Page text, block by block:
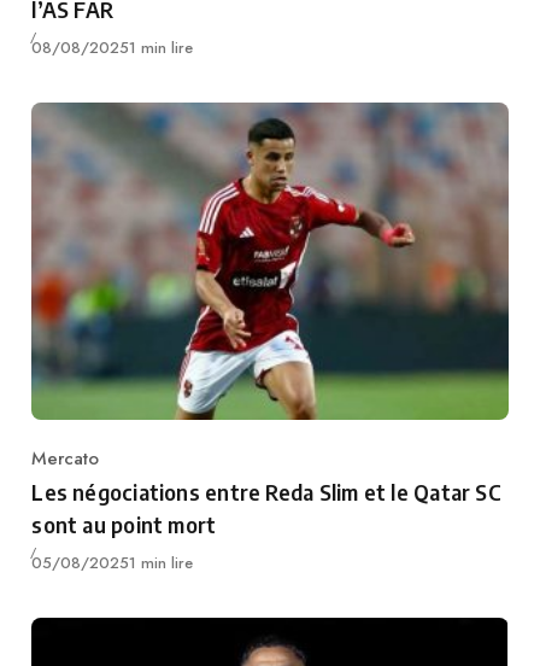
l’AS FAR
Publié
08/08/20251 min lire
Category
Mercato
Les négociations entre Reda Slim et le Qatar SC
sont au point mort
Publié
05/08/20251 min lire